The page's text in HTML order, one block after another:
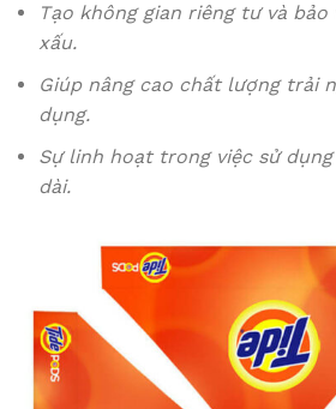
Tạo không gian riêng tư và
xấu.
Giúp nâng cao chất lượng trải
dụng.
Sự linh hoạt trong việc sử
dài.